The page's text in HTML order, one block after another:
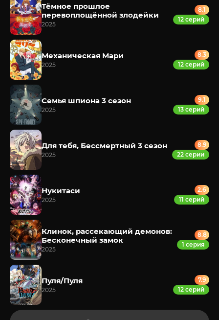
Тёмное прошлое
перевоплощённой злодейки
2025
8.1
12 серий
Механическая Мари
2025
8.3
12 серий
Семья шпиона 3 сезон
2025
9.1
13 серий
Для тебя, Бессмертный 3 сезон
2025
8.9
22 серии
Нукитаси
2025
2.6
11 серий
Клинок, рассекающий демонов:
Бесконечный замок
2025
8.8
1 серия
Пуля/Пуля
2025
7.9
12 серий